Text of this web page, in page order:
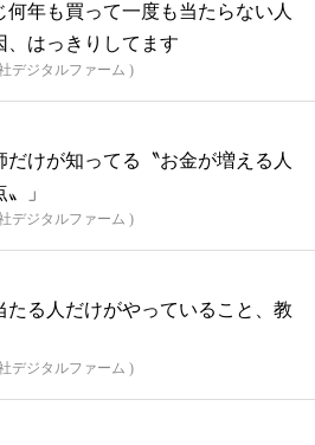
何年も買って一度も当たらない人
、はっきりしてます
デジタルファーム )
だけが知ってる〝お金が増える人
」
デジタルファーム )
たる人だけがやっていること、教
デジタルファーム )